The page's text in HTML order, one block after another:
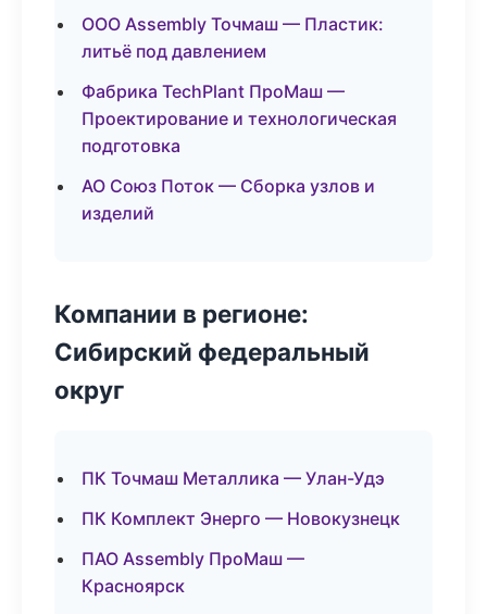
ООО Assembly Точмаш — Пластик:
литьё под давлением
Фабрика TechPlant ПроМаш —
Проектирование и технологическая
подготовка
АО Союз Поток — Сборка узлов и
изделий
Компании в регионе:
Сибирский федеральный
округ
ПК Точмаш Металлика — Улан-Удэ
ПК Комплект Энерго — Новокузнецк
ПАО Assembly ПроМаш —
Красноярск